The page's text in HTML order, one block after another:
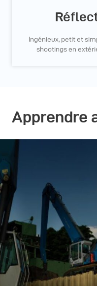
Ingénieux, petit et
shootings en
Apprendre